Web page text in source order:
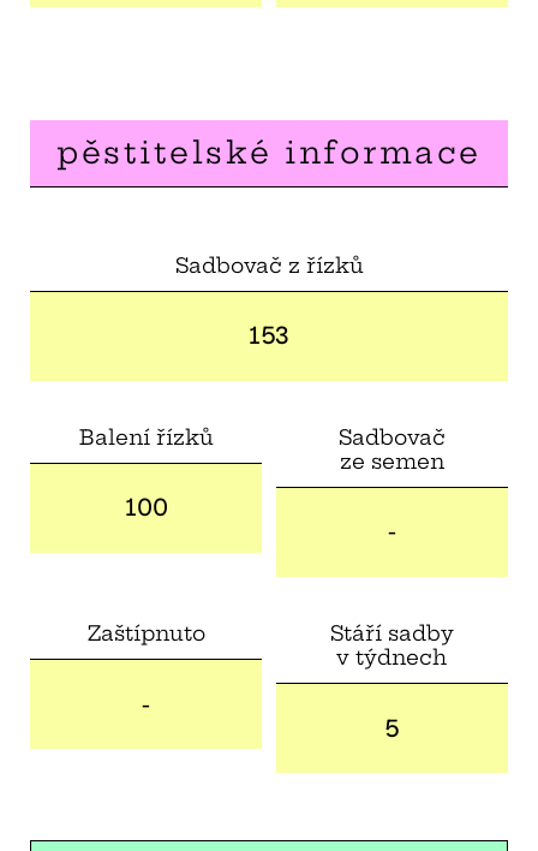
pěstitelské informace
Sadbovač z řízků
153
Balení řízků
100
Sadbovač
ze semen
-
Zaštípnuto
-
Stáří sadby
v týdnech
5